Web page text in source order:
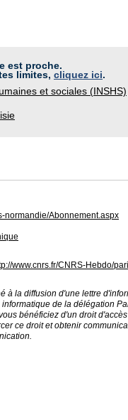
est proche.
limites, cliquez ici.
et sociales (INSHS)
normandie/Abonnement.aspx
www.cnrs.fr/CNRS-Hebdo/
à la diffusion d'une lettre
de la délégation
bénéficiez d'un droit
ce droit et obtenir